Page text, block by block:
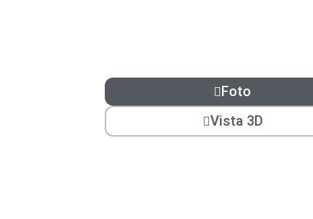
Foto
Vista 3D